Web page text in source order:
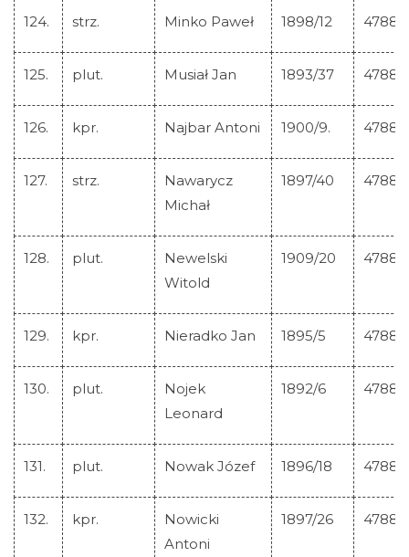
124. strz. Minko Paweł 1898/12 47880
125. plut. Musiał Jan 1893/37 47881
126. kpr. Najbar Antoni 1900/9. 47882
127. strz.
Nawarycz
Michał
1897/40 47883
128. plut.
Newelski
Witold
1909/20 47884
129. kpr. Nieradko Jan 1895/5 47885
130. plut.
Nojek
Leonard
1892/6 47886
131. plut. Nowak Józef 1896/18 47887
132. kpr.
Nowicki
Antoni
1897/26 47888